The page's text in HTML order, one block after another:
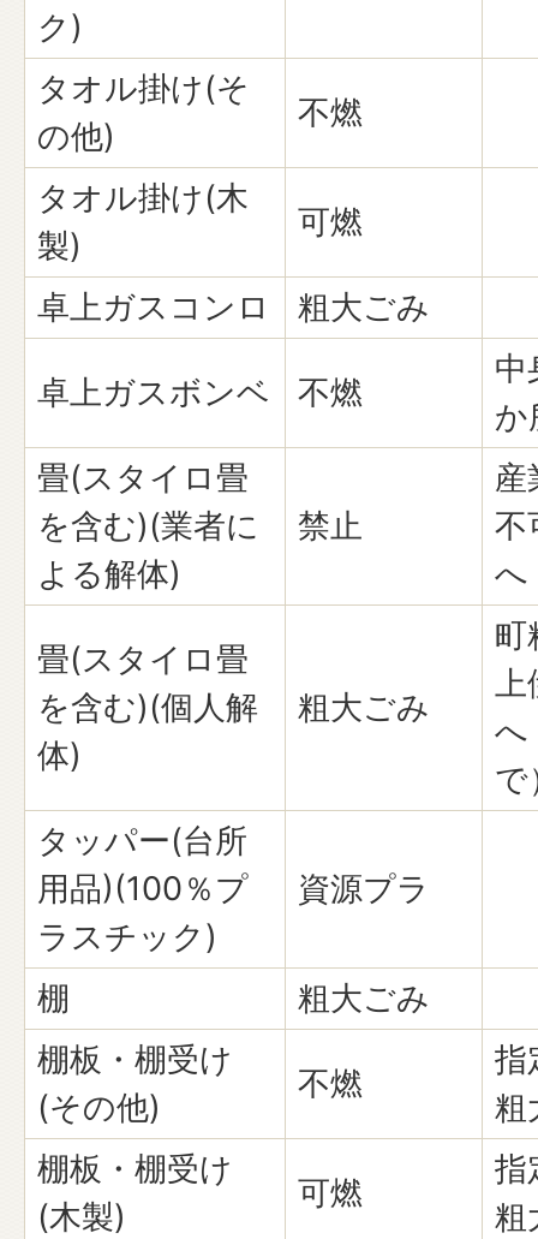
ク)
タオル掛け(そ
の他)
不燃
タオル掛け(木
製)
可燃
卓上ガスコンロ 粗大ごみ
卓上ガスボンベ 不燃
中
か
畳(スタイロ畳
を含む)(業者に
よる解体)
禁止
産
不
へ
畳(スタイロ畳
を含む)(個人解
体)
粗大ごみ
町
上
へ
で
タッパー(台所
用品)(100％プ
ラスチック)
資源プラ
棚
粗大ごみ
棚板・棚受け
(その他)
不燃
指
粗
棚板・棚受け
(木製)
可燃
指
粗